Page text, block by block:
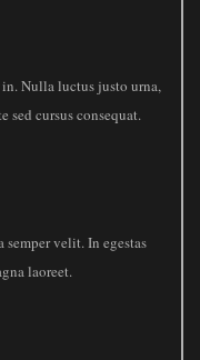
Nulla luctus justo urna,
sed cursus consequat.
velit. In egestas
laoreet.